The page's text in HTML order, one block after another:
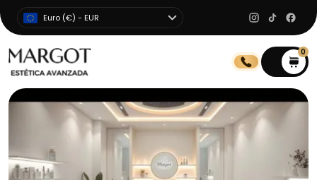
Euro (€) - EUR
0